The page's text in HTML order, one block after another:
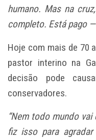
humano. Mas na
completo. Está pago
Hoje com mais de 70
pastor interino na
decisão pode
conservadores.
“Nem todo mundo
fiz isso para